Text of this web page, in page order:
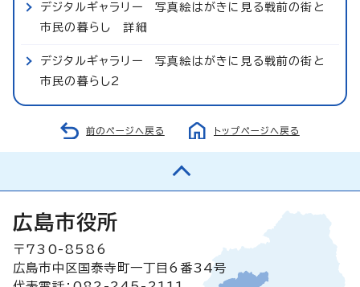
デジタルギャラリー 写真絵はがきに見る戦前の街と
市民の暮らし 詳細
デジタルギャラリー 写真絵はがきに見る戦前の街と
市民の暮らし2
前のページへ戻る トップページへ戻る
広島市役所
〒730-8586
広島市中区国泰寺町一丁目6番34号